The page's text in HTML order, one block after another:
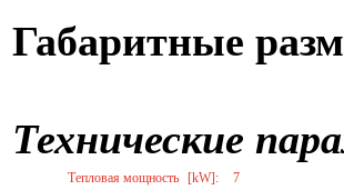
Габаритные
Технические
Тепловая мощность [kW]:
7